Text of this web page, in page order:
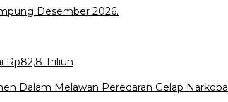
Desember 2026.
Rp82,8 Triliun
Dalam Melawan Peredaran Gelap Narkoba